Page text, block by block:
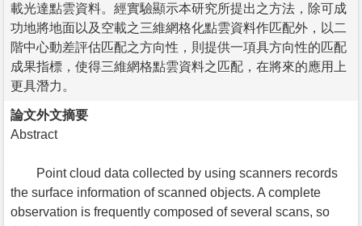
載光達點雲資料。經實驗顯示本研究所提出之方法，除可成
功地將地面以及空載之三維網格化點雲資料作匹配外，以二
階中心動差評估匹配之方向性，則提供一項具方向性的匹配
成果指標，使得三維網格點雲資料之匹配，在將來的應用上
更具潛力。
論文外文摘要
Abstract
Point cloud data collected by using scanners records
the surface information of scanned objects. A complete
observation is frequently composed of several scans, so